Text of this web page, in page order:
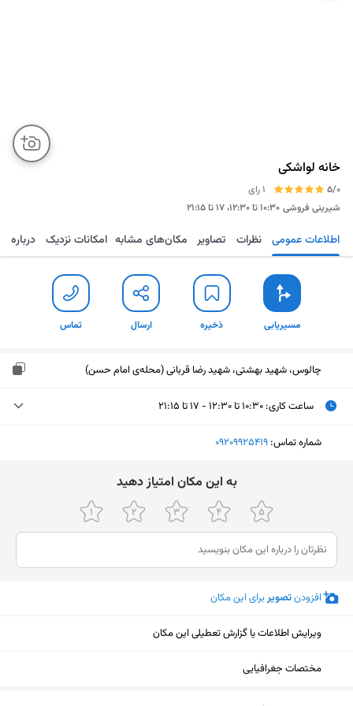
خانه لواشکی
5/0
1 رای
شیرینی فروشی ۱۰:۳۰ تا ۱۲:۳۰، ۱۷ تا ۲۱:۱۵
مسیریابی ذخیره ارسال تماس اطلاعات عمومی نظرات تصاویر مکان‌های مشابه امکانات نزدیک درباره
مسیریابی ذخیره ارسال تماس
چالوس، شهید بهشتی، شهید رضا قربانی (محله‌ی امام حسن)
ساعت کاری: ۱۰:۳۰ تا ۱۲:۳۰ - ۱۷ تا ۲۱:۱۵
یکشنبه (امروز)
۱۰:۳۰ تا ۱۲:۳۰ - ۱۷ تا ۲۱:۱۵
چهارشنبه
۱۰:۳۰ تا ۱۲:۳۰ - ۱۷ تا ۲۱:۱۵
پنجشنبه
۱۰:۳۰ تا ۱۲:۳۰ - ۱۷ تا ۲۱:۱۵
جمعه
شنبه
شماره تماس: ‎09209925419
ﺑﻪ اﯾﻦ ﻣﮑﺎن اﻣﺘﯿﺎز دﻫﯿﺪ
افزودنتصویربرای این مکان
ویرایش اطلاعات یا گزارش تعطیلی این مکان
مختصات جغرافیایی